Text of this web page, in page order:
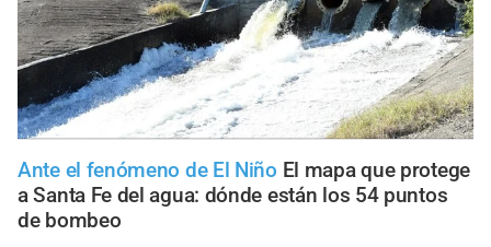
Ante el fenómeno de El Niño El mapa que protege
a Santa Fe del agua: dónde están los 54 puntos
de bombeo